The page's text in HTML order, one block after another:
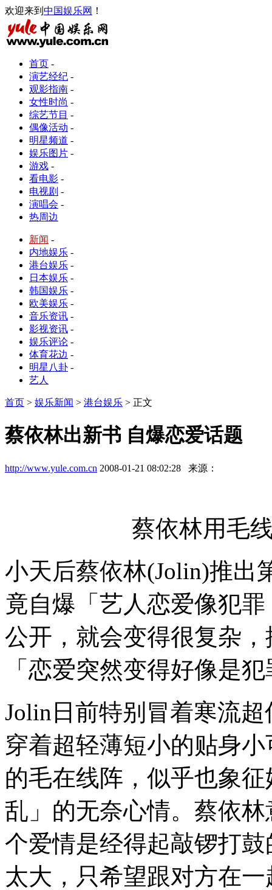
欢迎来到 中国娱乐网 ！
首页 -
演艺经纪 -
观影指南 -
女性时尚 -
综艺节目 -
偶像活动 -
明星频道 -
娱乐图片 -
游戏 -
看电影 -
电视剧 -
演唱会 -
热周边
新闻 -
内地娱乐 -
港台娱乐 -
日本娱乐 -
韩国娱乐 -
欧美娱乐 -
音乐资讯 -
影视资讯 -
娱乐评论 -
体育花边 -
明星八卦 -
艺人
首页 > 娱乐新闻 > 港台娱乐 > 正文
蔡依林出新书 自爆恋爱话题
http://www.yule.com.cn 2008-01-21 08:02:28 来源：
蔡依林用毛
小天后蔡依林(Jolin)推出
竟自爆「艺人恋爱像犯
公开，就会变得很复杂
「恋爱突然变得好像是
Jolin日前特别冒着寒流
穿着超轻薄短小的贴身
的毛在线阵，似乎也象
乱」的无奈心情。蔡依
个爱情是经得起敲锣打
太大，只希望跟对方在